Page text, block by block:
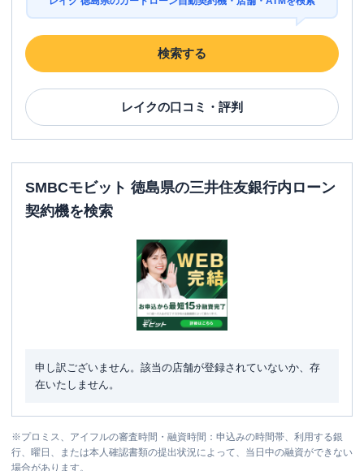
検索する
レイクの口コミ・評判
SMBCモビット 徳島県の三井住友銀行内ローン
契約機を検索
申し訳ございません。該当の店舗が登録されていないか、存
在いたしません。
※プロミス、アイフルの審査時間・融資時間：申込みの時間帯、利用する銀
行、曜日、または本人確認書類の提出状況によって、当日中の融資ができない
場合があります。